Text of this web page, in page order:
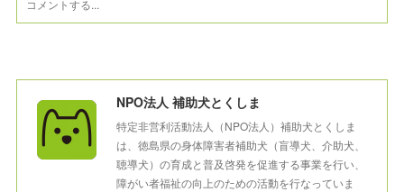
NPO法人 補助犬とくしま
特定非営利活動法人（NPO法人）補助犬とくしま
は、徳島県の身体障害者補助犬（盲導犬、介助犬、
聴導犬）の育成と普及啓発を促進する事業を行い、
障がい者福祉の向上のための活動を行なっていま